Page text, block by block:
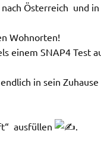
Österreich und
Wohnorten!
einem SNAP4 Test
in sein Zuhause
ausfüllen